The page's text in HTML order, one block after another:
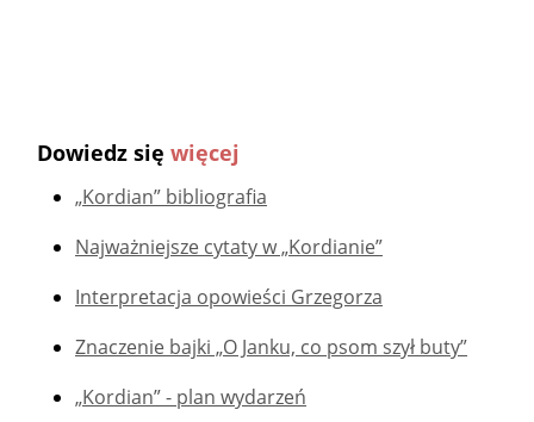
Dowiedz się więcej
„Kordian” bibliografia
Najważniejsze cytaty w „Kordianie”
Interpretacja opowieści Grzegorza
Znaczenie bajki „O Janku, co psom szył buty”
„Kordian” - plan wydarzeń